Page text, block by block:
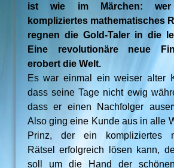
ist wie im Märchen:
kompliziertes mathematisches
regnen die Gold-Taler in die
Eine revolutionäre neue
erobert die Welt.
Es war einmal ein weiser alter
dass seine Tage nicht ewig
dass er einen Nachfolger
Also ging eine Kunde aus in alle
Prinz, der ein kompliziertes
Rätsel erfolgreich lösen kann,
soll um die Hand der